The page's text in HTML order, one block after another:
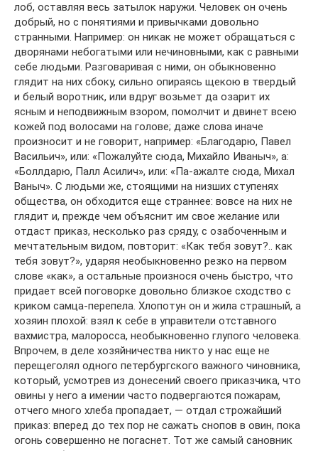
лоб, оставляя весь затылок наружи. Человек он очень
добрый, но с понятиями и привычками довольно
странными. Например: он никак не может обращаться с
дворянами небогатыми или нечиновными, как с равными
себе людьми. Разговаривая с ними, он обыкновенно
глядит на них сбоку, сильно опираясь щекою в твердый
и белый воротник, или вдруг возьмет да озарит их
ясным и неподвижным взором, помолчит и двинет всею
кожей под волосами на голове; даже слова иначе
произносит и не говорит, например: «Благодарю, Павел
Васильич», или: «Пожалуйте сюда, Михайло Иваныч», а:
«Боллдарю, Палл Асилич», или: «Па-ажалте сюда, Михал
Ваныч». С людьми же, стоящими на низших ступенях
общества, он обходится еще страннее: вовсе на них не
глядит и, прежде чем объяснит им свое желание или
отдаст приказ, несколько раз сряду, с озабоченным и
мечтательным видом, повторит: «Как тебя зовут?.. как
тебя зовут?», ударяя необыкновенно резко на первом
слове «как», а остальные произнося очень быстро, что
придает всей поговорке довольно близкое сходство с
криком самца-перепела. Хлопотун он и жила страшный, а
хозяин плохой: взял к себе в управители отставного
вахмистра, малоросса, необыкновенно глупого человека.
Впрочем, в деле хозяйничества никто у нас еще не
перещеголял одного петербургского важного чиновника,
который, усмотрев из донесений своего приказчика, что
овины у него а имении часто подвергаются пожарам,
отчего много хлеба пропадает, — отдал строжайший
приказ: вперед до тех пор не сажать снопов в овин, пока
огонь совершенно не погаснет. Тот же самый сановник